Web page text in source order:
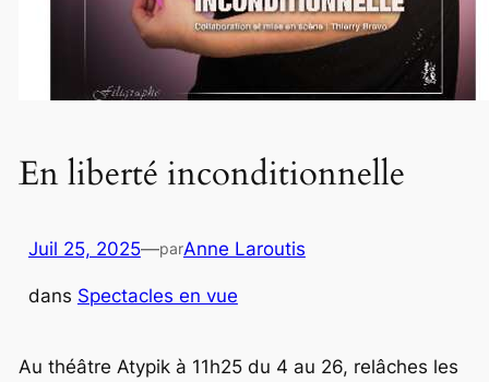
En liberté inconditionnelle
Juil 25, 2025—parAnne Laroutis
dans Spectacles en vue
Au théâtre Atypik à 11h25 du 4 au 26, relâches les